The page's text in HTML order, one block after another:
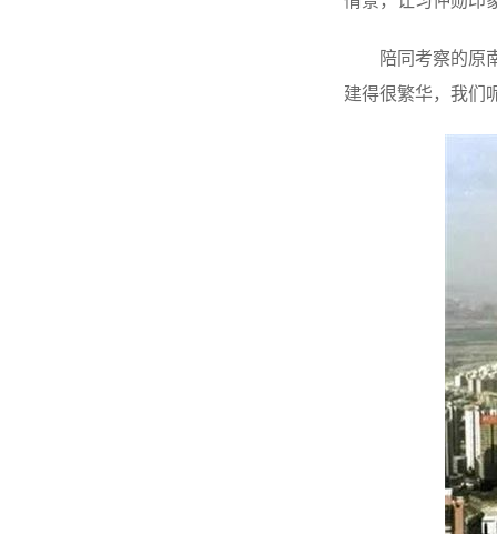
陪同考察的原
建得很繁华，我们